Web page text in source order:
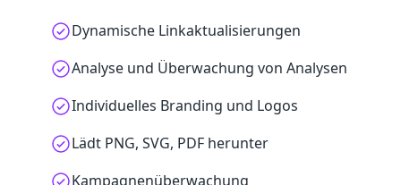
Dynamische Linkaktualisierungen
Analyse und Überwachung von Analysen
Individuelles Branding und Logos
Lädt PNG, SVG, PDF herunter
Kampagnenüberwachung